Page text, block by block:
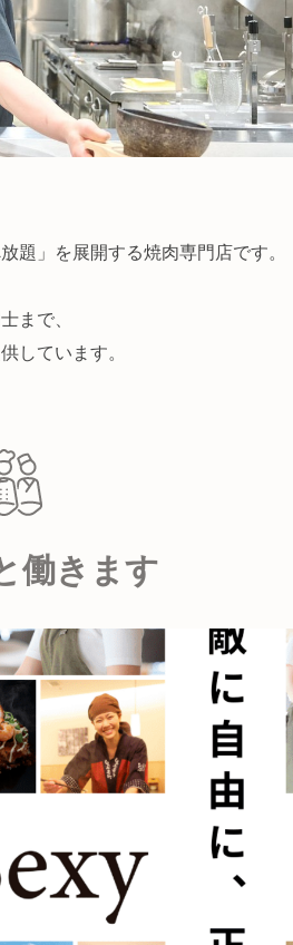
題」を展開する焼肉専門店です。
まで、
しています。
働きます